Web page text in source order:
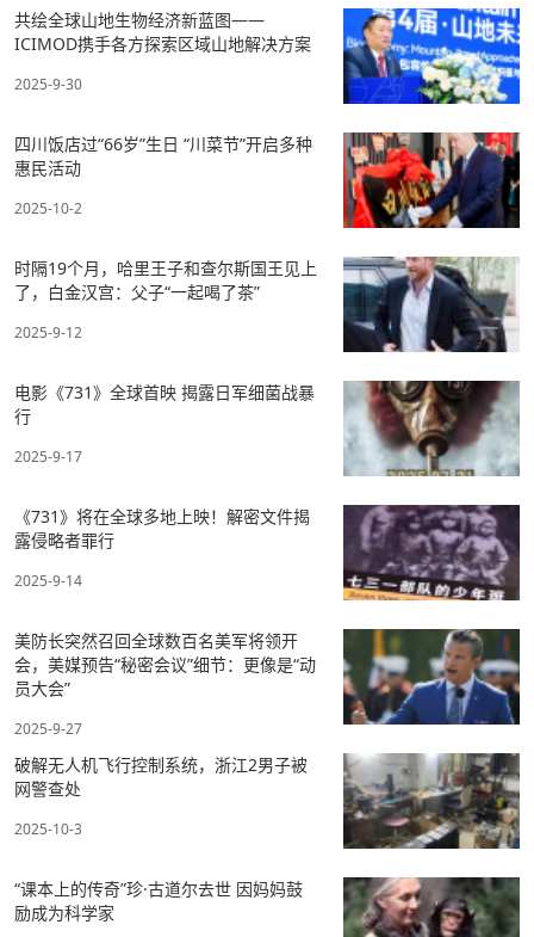
共绘全球山地生物经济新蓝图——
ICIMOD携手各方探索区域山地解决方案
2025-9-30
四川饭店过“66岁”生日 “川菜节”开启多种
惠民活动
2025-10-2
时隔19个月，哈里王子和查尔斯国王见上
了，白金汉宫：父子“一起喝了茶”
2025-9-12
电影《731》全球首映 揭露日军细菌战暴
行
2025-9-17
《731》将在全球多地上映！解密文件揭
露侵略者罪行
2025-9-14
美防长突然召回全球数百名美军将领开
会，美媒预告“秘密会议”细节：更像是“动
员大会”
2025-9-27
破解无人机飞行控制系统，浙江2男子被
网警查处
2025-10-3
“课本上的传奇”珍·古道尔去世 因妈妈鼓
励成为科学家